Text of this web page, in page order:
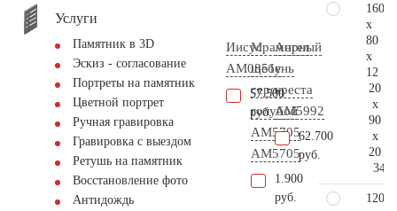
Услуги
Памятник в 3D
Эскиз - согласование
Портреты на памятник
Цветной портрет
Ручная гравировка
Гравировка с выездом
Ретушь на памятник
Восстановление фото
Антидождь
Иисус
AM0851
57.500
руб.
Мраморный
щебень
серо-
голубой
АМ5705
AM5705
1.900
руб.
Ангел
у
креста
AM5992
62.700
руб.
160
x
80
x
12
20
x
90
x
20
120